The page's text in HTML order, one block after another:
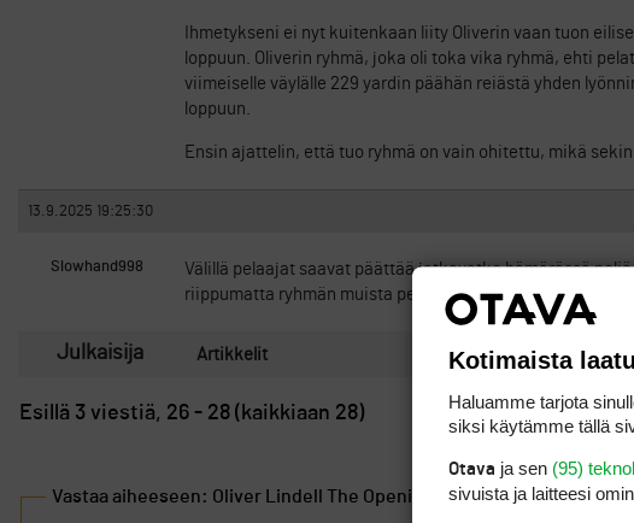
Ihmetykseni ei nyt kuitenkaan liity Oliverin vaan tuon
loppuun. Oliverin ryhmä, joka oli toka vika ryhmä, ehti
viimeiselle väylälle 229 yardin päähän reiästä yhden
loppuun.
Ensin ajattelin, että tuo ryhmä on vain ohitettu, mikä
13.9.2025 19:25:30
Slowhand998
Välillä pelaajat saavat päättää jatkavatko hämärässä
riippumatta ryhmän muista pelaajista. Onkohan tässä ollut
Julkaisija Artikkelit
Esillä 3 viestiä, 26 - 28 (kaikkiaan 28)
Vastaa aiheeseen: Oliver Lindell The Openiin
Kotimaista
Haluamme tarjota
siksi käytämme tällä
Otava ja sen (95)
sivuista ja laitteesi